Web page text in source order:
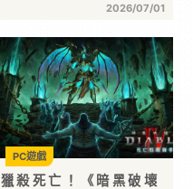
2026/07/01
獵殺死亡！《暗黑破壞
PC遊戲